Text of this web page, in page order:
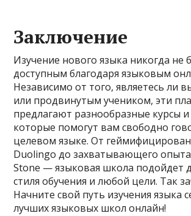
Заключение
Изучение нового языка никогда не
доступным благодаря языковым
Независимо от того, являетесь ли
или продвинутым учеником, эти
предлагают разнообразные курсы и
которые помогут вам свободно
целевом языке. От
Duolingo до захватывающего
Stone — языковая школа подойдет
стиля обучения и любой цели. Так
Начните свой путь изучения языка
лучших языковых школ онлайн!